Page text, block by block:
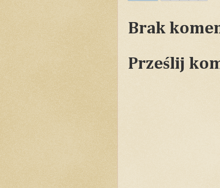
Brak
Prześlij